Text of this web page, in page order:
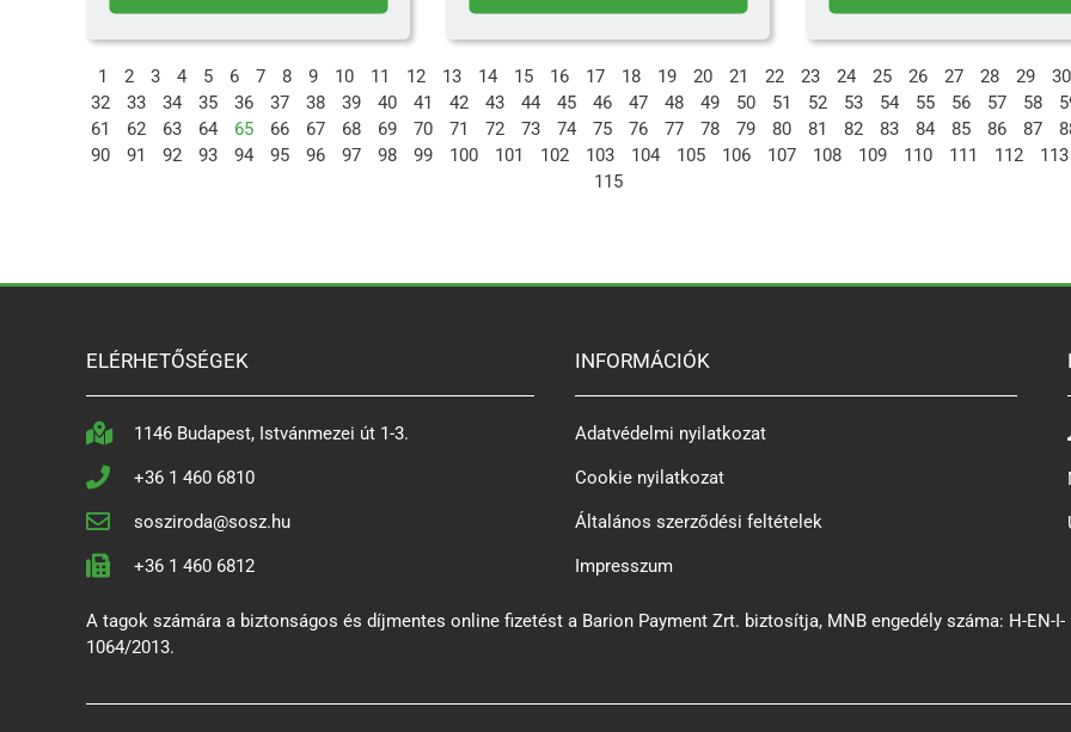
1 2 3 4 5 6 7 8 9 10 11 12 13 14 15 16 17 18 19 20 21 22 23 24 25 26 27 28 29
30
32
33 34 35 36 37 38 39 40 41 42 43 44 45 46 47 48 49 50 51 52 53 54 55 56 57 58
61
62 63 64 65 66 67 68 69 70 71 72 73 74 75 76 77 78 79 80 81 82 83 84 85 86 87
90
91 92 93 94 95 96 97 98 99 100 101 102 103 104 105 106 107 108 109 110 111 112
113
115
ELÉRHETŐSÉGEK
1146 Budapest, Istvánmezei út 1-3.
+36 1 460 6810
sosziroda@sosz.hu
+36 1 460 6812
INFORMÁCIÓK
Adatvédelmi nyilatkozat
Cookie nyilatkozat
Általános szerződési feltételek
Impresszum
A tagok számára a biztonságos és díjmentes online fizetést a Barion Payment Zrt. biztosítja, MNB engedély száma: H-EN-I-
1064/2013.